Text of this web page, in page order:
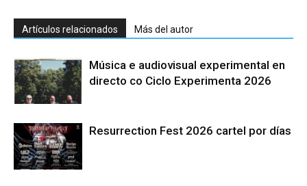
Artículos relacionados Más del autor
Música e audiovisual experimental en
directo co Ciclo Experimenta 2026
Resurrection Fest 2026 cartel por días